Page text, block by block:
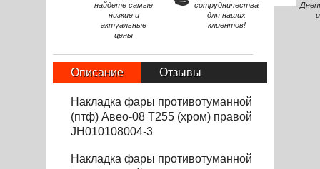
найдете самые
низкие и
актуальные
цены
сотрудничества
для наших
клиентов!
Описание Отзывы
Накладка фары противотуманной
(птф) Авео-08 Т255 (хром) правой
JH010108004-3
Накладка фары противотуманной